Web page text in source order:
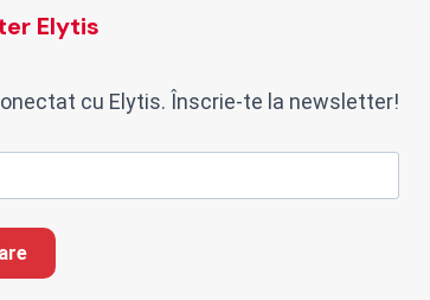
Elytis
cu Elytis. Înscrie-te la newsletter!